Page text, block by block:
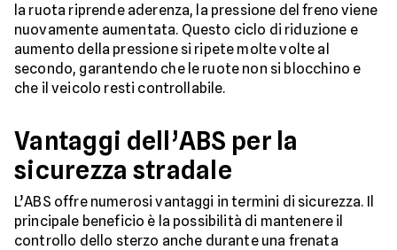
la ruota riprende aderenza, la pressione del freno viene
nuovamente aumentata. Questo ciclo di riduzione e
aumento della pressione si ripete molte volte al
secondo, garantendo che le ruote non si blocchino e
che il veicolo resti controllabile.
Vantaggi dell’ABS per la
sicurezza stradale
L’ABS offre numerosi vantaggi in termini di sicurezza. Il
principale beneficio è la possibilità di mantenere il
controllo dello sterzo anche durante una frenata